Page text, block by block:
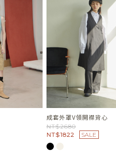
成套外罩V領開襟背心
NT$2680
NT$1822
SALE